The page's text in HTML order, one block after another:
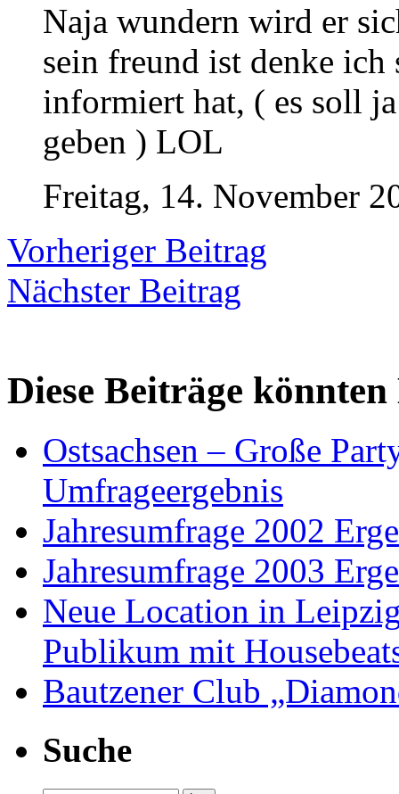
Naja wundern wird er
sein freund ist denke
informiert hat, ( es soll
geben ) LOL
Freitag, 14. November
Vorheriger Beitrag
Nächster Beitrag
Diese Beiträge
Ostsachsen – Große
Umfrageergebnis
Jahresumfrage 2002
Jahresumfrage 2003
Neue Location in
Publikum mit
Bautzener Club
Suche